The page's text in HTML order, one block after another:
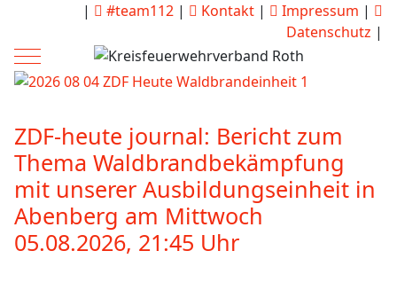
| #team112| Kontakt| Impressum |
Datenschutz |
Mobile Menu Toggle
ZDF-heute journal: Bericht zum
Thema Waldbrandbekämpfung
mit unserer Ausbildungseinheit in
Abenberg am Mittwoch
05.08.2026, 21:45 Uhr